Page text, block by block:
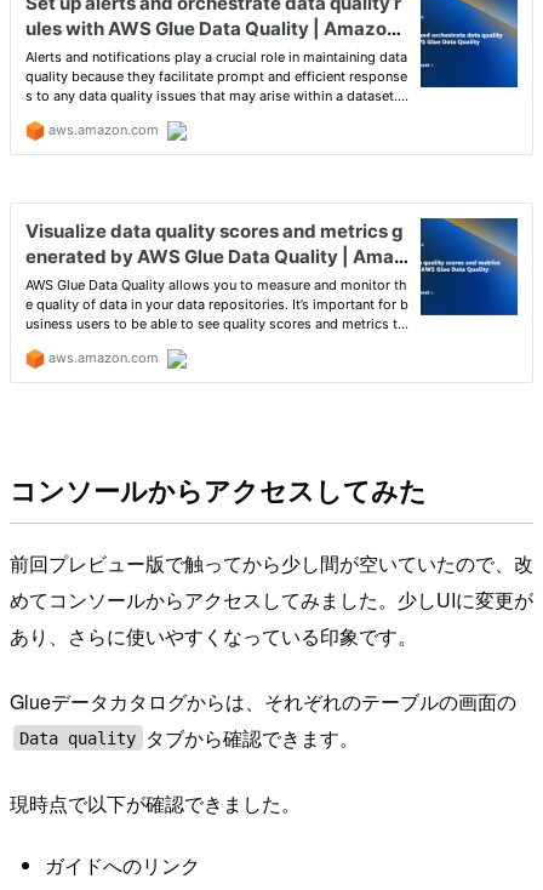
コンソールからアクセスしてみた
前回プレビュー版で触ってから少し間が空いていたので、改
めてコンソールからアクセスしてみました。少しUIに変更が
あり、さらに使いやすくなっている印象です。
Glueデータカタログからは、それぞれのテーブルの画面の
Data quality タブから確認できます。
現時点で以下が確認できました。
ガイドへのリンク